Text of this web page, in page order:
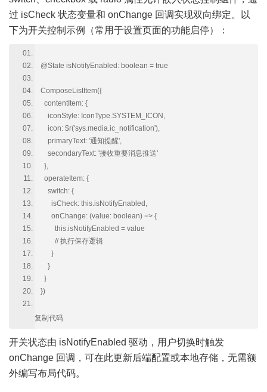
过 isCheck 状态变量和 onChange 回调实现双向绑定。以
下为开关控制示例（常用于设置页面的功能启停）：
@State isNotifyEnabled: boolean = true
ComposeListItem({
contentItem: {
iconStyle: IconType.SYSTEM_ICON,
icon: $r('sys.media.ic_notification'),
primaryText: '通知提醒',
secondaryText: '接收重要消息推送'
},
operateItem: {
switch: {
isCheck: this.isNotifyEnabled,
onChange: (value: boolean) => {
this.isNotifyEnabled = value
// 执行保存逻辑
}
}
}
})
复制代码
开关状态由 isNotifyEnabled 驱动，用户切换时触发
onChange 回调，可在此更新后端配置或本地存储，无需额
外编写布局代码。